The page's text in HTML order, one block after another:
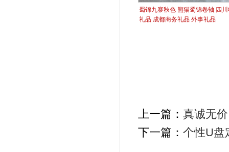
蜀锦九寨秋色 熊猫蜀锦卷轴 四
礼品 成都商务礼品 外事礼品
上一篇： 真诚无
下一篇： 个性U盘